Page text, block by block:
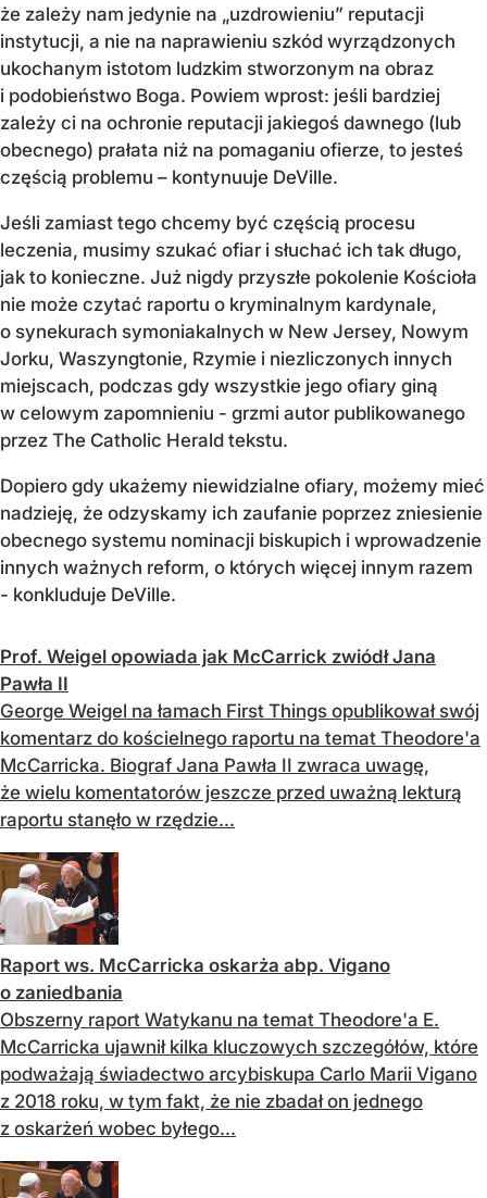
że zależy nam jedynie na „uzdrowieniu” reputacji
instytucji, a nie na naprawieniu szkód wyrządzonych
ukochanym istotom ludzkim stworzonym na obraz
i podobieństwo Boga. Powiem wprost: jeśli bardziej
zależy ci na ochronie reputacji jakiegoś dawnego (lub
obecnego) prałata niż na pomaganiu ofierze, to jesteś
częścią problemu – kontynuuje DeVille.
Jeśli zamiast tego chcemy być częścią procesu
leczenia, musimy szukać ofiar i słuchać ich tak długo,
jak to konieczne. Już nigdy przyszłe pokolenie Kościoła
nie może czytać raportu o kryminalnym kardynale,
o synekurach symoniakalnych w New Jersey, Nowym
Jorku, Waszyngtonie, Rzymie i niezliczonych innych
miejscach, podczas gdy wszystkie jego ofiary giną
w celowym zapomnieniu - grzmi autor publikowanego
przez The Catholic Herald tekstu.
Dopiero gdy ukażemy niewidzialne ofiary, możemy mieć
nadzieję, że odzyskamy ich zaufanie poprzez zniesienie
obecnego systemu nominacji biskupich i wprowadzenie
innych ważnych reform, o których więcej innym razem
- konkluduje DeVille.
Prof. Weigel opowiada jak McCarrick zwiódł Jana
Pawła II
George Weigel na łamach First Things opublikował swój
komentarz do kościelnego raportu na temat Theodore'a
McCarricka. Biograf Jana Pawła II zwraca uwagę,
że wielu komentatorów jeszcze przed uważną lekturą
raportu stanęło w rzędzie...
Raport ws. McCarricka oskarża abp. Vigano
o zaniedbania
Obszerny raport Watykanu na temat Theodore'a E.
McCarricka ujawnił kilka kluczowych szczegółów, które
podważają świadectwo arcybiskupa Carlo Marii Vigano
z 2018 roku, w tym fakt, że nie zbadał on jednego
z oskarżeń wobec byłego...